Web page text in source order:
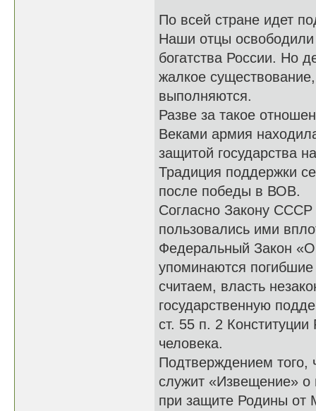
По всей стране идет
Наши отцы
богатства России. Но
жалкое
выполняются.
Разве за такое
Веками армия
защитой государства
Традиция поддержки
после победы в ВОВ.
Согласно Закону СССР
пользовались ими
Федеральный Закон «О
упоминаются
считаем, власть
государственную
ст. 55 п. 2
человека.
Подтверждением того,
служит «Извещение» о
при защите Родины от